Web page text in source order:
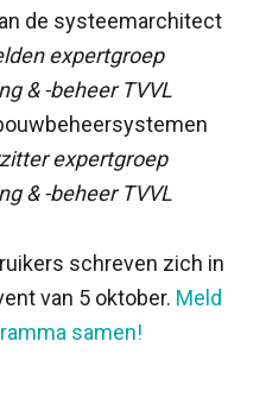
de systeemarchitect
expertgroep
& -beheer TVVL
expertgroep
& -beheer TVVL
schreven zich in
van 5 oktober. Meld
samen!